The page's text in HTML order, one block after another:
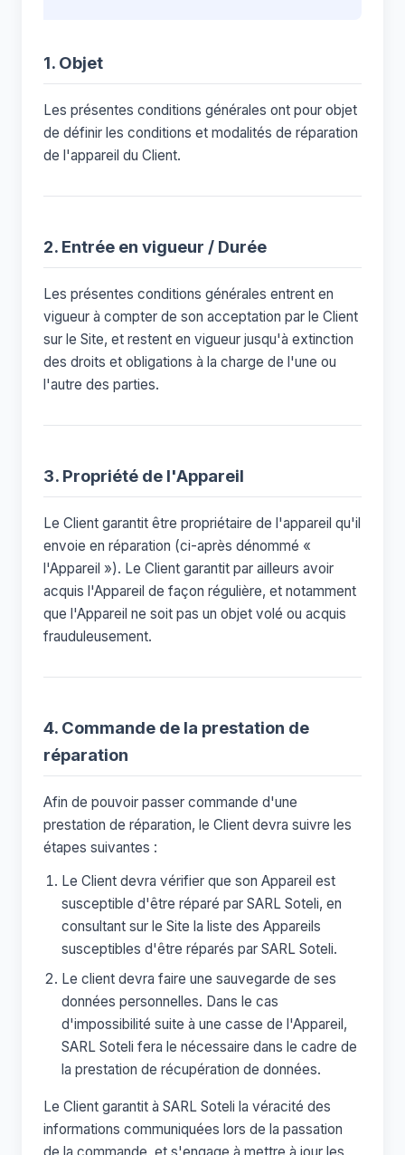
1. Objet
Les présentes conditions générales ont pour objet
de définir les conditions et modalités de réparation
de l'appareil du Client.
2. Entrée en vigueur / Durée
Les présentes conditions générales entrent en
vigueur à compter de son acceptation par le Client
sur le Site, et restent en vigueur jusqu'à extinction
des droits et obligations à la charge de l'une ou
l'autre des parties.
3. Propriété de l'Appareil
Le Client garantit être propriétaire de l'appareil qu'il
envoie en réparation (ci-après dénommé «
l'Appareil »). Le Client garantit par ailleurs avoir
acquis l'Appareil de façon régulière, et notamment
que l'Appareil ne soit pas un objet volé ou acquis
frauduleusement.
4. Commande de la prestation de
réparation
Afin de pouvoir passer commande d'une
prestation de réparation, le Client devra suivre les
étapes suivantes :
Le Client devra vérifier que son Appareil est
susceptible d'être réparé par SARL Soteli, en
consultant sur le Site la liste des Appareils
susceptibles d'être réparés par SARL Soteli.
Le client devra faire une sauvegarde de ses
données personnelles. Dans le cas
d'impossibilité suite à une casse de l'Appareil,
SARL Soteli fera le nécessaire dans le cadre de
la prestation de récupération de données.
Le Client garantit à SARL Soteli la véracité des
informations communiquées lors de la passation